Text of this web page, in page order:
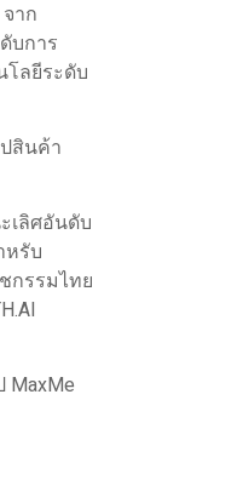
าก
บการ
โลยีระดับ
สินค้า
เลิศอันดับ
หรับ
กรรมไทย
MaxMe